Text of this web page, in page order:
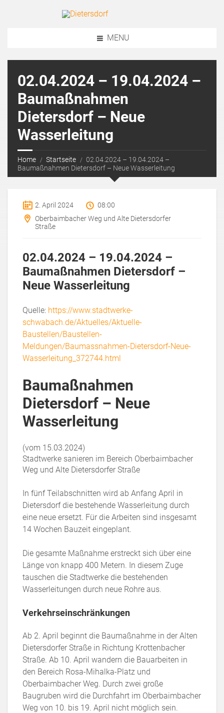
MENU
02.04.2024 – 19.04.2024 –
Baumaßnahmen
Dietersdorf – Neue
Wasserleitung
Home Startseite
02.04.2024 – 19.04.2024 –
Baumaßnahmen Dietersdorf – Neue Wasserleitung
2. April 2024
08:00
Oberbaimbacher Weg und Alte Dietersdorfer
Straße
02.04.2024 – 19.04.2024 –
Baumaßnahmen Dietersdorf –
Neue Wasserleitung
Quelle: https://www.stadtwerke-
schwabach.de/Aktuelles/Aktuelle-
Baustellen/Baustellen-
Meldungen/Baumassnahmen-Dietersdorf-Neue-
Wasserleitung_372744.html
Baumaßnahmen
Dietersdorf – Neue
Wasserleitung
(vom 15.03.2024)
Stadtwerke sanieren im Bereich Oberbaimbacher
Weg und Alte Dietersdorfer Straße
In fünf Teilabschnitten wird ab Anfang April in
Dietersdorf die bestehende Wasserleitung durch
eine neue ersetzt. Für die Arbeiten sind insgesamt
14 Wochen Bauzeit eingeplant.
Die gesamte Maßnahme erstreckt sich über eine
Länge von knapp 400 Metern. In diesem Zuge
tauschen die Stadtwerke die bestehenden
Wasserleitungen durch neue Rohre aus.
Verkehrseinschränkungen
Ab 2. April beginnt die Baumaßnahme in der Alten
Dietersdorfer Straße in Richtung Krottenbacher
Straße. Ab 10. April wandern die Bauarbeiten in
den Bereich Rosa-Mihalka-Platz und
Oberbaimbacher Weg. Durch zwei große
Baugruben wird die Durchfahrt im Oberbaimbacher
Weg von 10. bis 19. April nicht möglich sein.